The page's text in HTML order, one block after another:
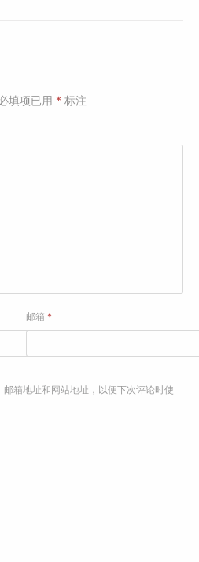
填项已用 * 标注
邮箱*
箱地址和网站地址，以便下次评论时使